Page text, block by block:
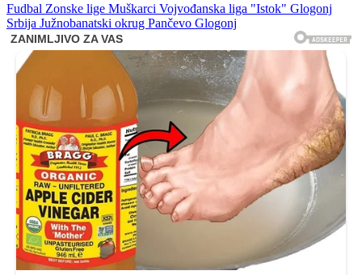
Fudbal Zonske lige Muškarci Vojvođanska liga "Istok" Glogonj
Srbija Južnobanatski okrug Pančevo Glogonj